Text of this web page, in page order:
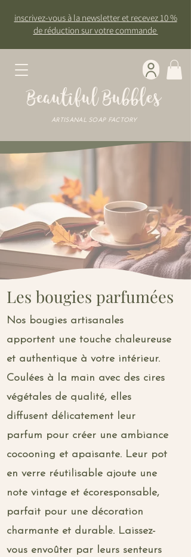
Beautiful Bubbles
ARTISANAL SOAP FACTORY
inscrivez-vous à la newsletter et recevez 10 %
de réduction sur votre commande
Les bougies parfumées
Nos bougies artisanales
apportent une touche chaleureuse
et authentique à votre intérieur.
Coulées à la main avec des cires
végétales de qualité, elles
diffusent délicatement leur
parfum pour créer une ambiance
cocooning et apaisante. Leur pot
en verre réutilisable ajoute une
note vintage et écoresponsable,
parfait pour une décoration
charmante et durable. Laissez-
vous envoûter par leurs senteurs